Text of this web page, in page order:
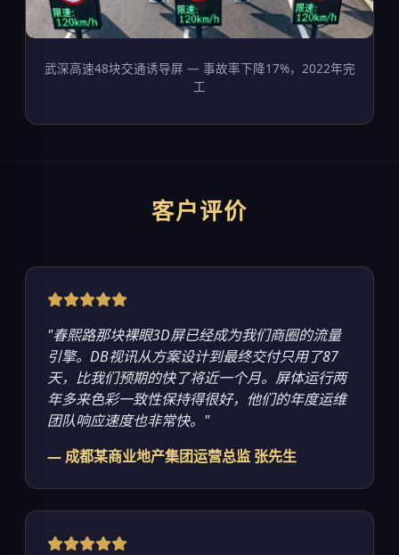
武深高速48块交通诱导屏 — 事故率下降17%，2022年完
工
客户评价
"春熙路那块裸眼3D屏已经成为我们商圈的流量
引擎。DB视讯从方案设计到最终交付只用了87
天，比我们预期的快了将近一个月。屏体运行两
年多来色彩一致性保持得很好，他们的年度运维
团队响应速度也非常快。"
— 成都某商业地产集团运营总监 张先生